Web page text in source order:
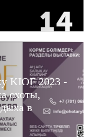
KIOF 2023 -
охоты,
в